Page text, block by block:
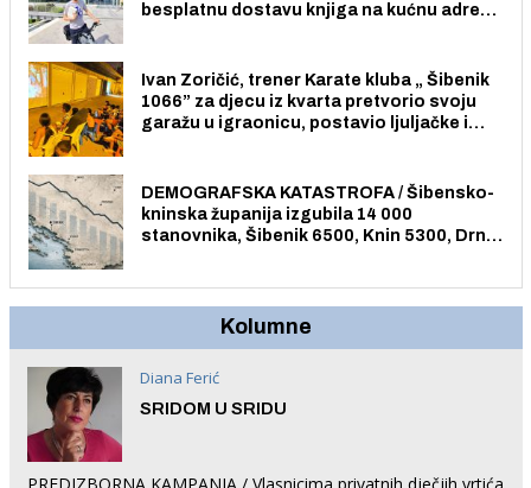
besplatnu dostavu knjiga na kućnu adresu
Ivan Zoričić, trener Karate kluba „ Šibenik
1066” za djecu iz kvarta pretvorio svoju
garažu u igraonicu, postavio ljuljačke i
DEMOGRAFSKA KATASTROFA / Šibensko-
kninska županija izgubila 14 000
stanovnika, Šibenik 6500, Knin 5300, Drniš
Kolumne
Diana Ferić
SRIDOM U SRIDU